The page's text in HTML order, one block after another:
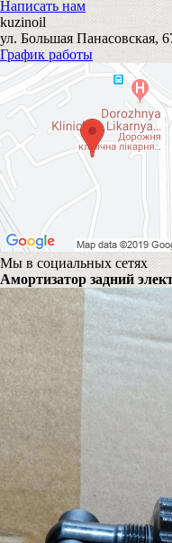
Написать нам
kuzinoil
ул. Большая Панасовская,
График работы
Мы в социальных сетях
Амортизатор задний